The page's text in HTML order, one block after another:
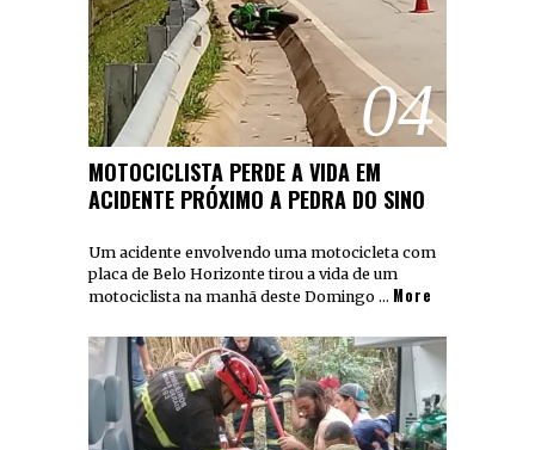
04
MOTOCICLISTA PERDE A VIDA EM
ACIDENTE PRÓXIMO A PEDRA DO SINO
Um acidente envolvendo uma motocicleta com
placa de Belo Horizonte tirou a vida de um
motociclista na manhã deste Domingo … More